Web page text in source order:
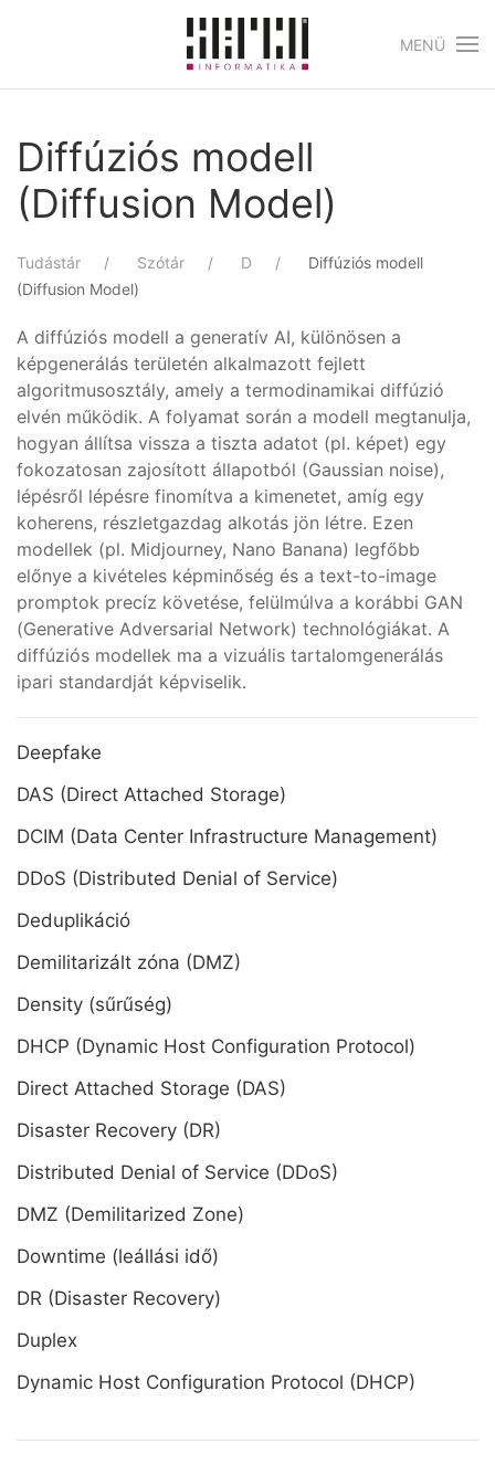
Skip to main content
MENÜ
Diffúziós modell
(Diffusion Model)
Tudástár Szótár D
Diffúziós modell
(Diffusion Model)
A diffúziós modell a generatív AI, különösen a
képgenerálás területén alkalmazott fejlett
algoritmusosztály, amely a termodinamikai diffúzió
elvén működik. A folyamat során a modell megtanulja,
hogyan állítsa vissza a tiszta adatot (pl. képet) egy
fokozatosan zajosított állapotból (Gaussian noise),
lépésről lépésre finomítva a kimenetet, amíg egy
koherens, részletgazdag alkotás jön létre. Ezen
modellek (pl. Midjourney, Nano Banana) legfőbb
előnye a kivételes képminőség és a text-to-image
promptok precíz követése, felülmúlva a korábbi GAN
(Generative Adversarial Network) technológiákat. A
diffúziós modellek ma a vizuális tartalomgenerálás
ipari standardját képviselik.
Deepfake
DAS (Direct Attached Storage)
DCIM (Data Center Infrastructure Management)
DDoS (Distributed Denial of Service)
Deduplikáció
Demilitarizált zóna (DMZ)
Density (sűrűség)
DHCP (Dynamic Host Configuration Protocol)
Direct Attached Storage (DAS)
Disaster Recovery (DR)
Distributed Denial of Service (DDoS)
DMZ (Demilitarized Zone)
Downtime (leállási idő)
DR (Disaster Recovery)
Duplex
Dynamic Host Configuration Protocol (DHCP)